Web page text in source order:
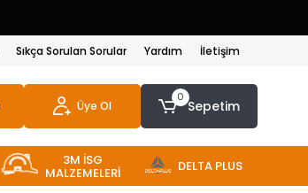
Sıkça Sorulan Sorular Yardım İletişim
Üye Ol
0
Sepetim
3M İSG
MALZEMELERİ DELTA PLUS